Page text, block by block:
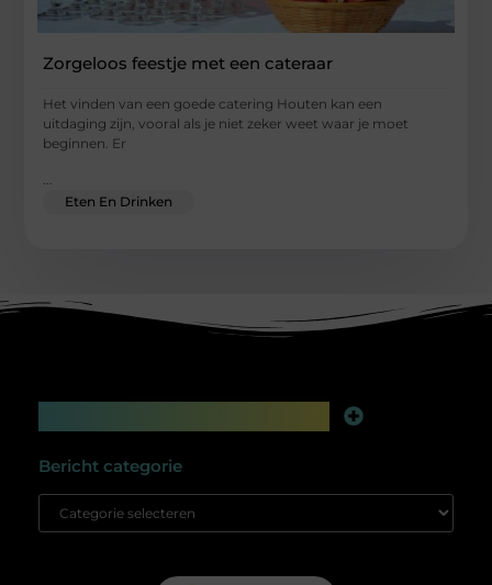
Zorgeloos feestje met een cateraar
Het vinden van een goede catering Houten kan een
uitdaging zijn, vooral als je niet zeker weet waar je moet
beginnen. Er
Eten En Drinken
Bericht categorie